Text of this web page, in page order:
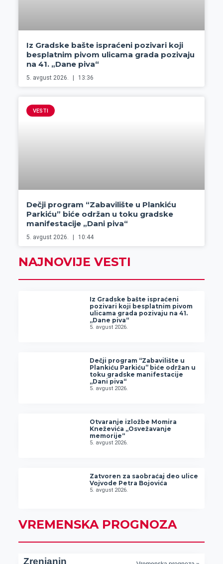
Iz Gradske bašte ispraćeni pozivari koji
besplatnim pivom ulicama grada pozivaju
na 41. „Dane piva“
5. avgust 2026. 13:36
VESTI
Dečji program “Zabavilište u Plankiću
Parkiću” biće održan u toku gradske
manifestacije „Dani piva“
5. avgust 2026. 10:44
NAJNOVIJE VESTI
Iz Gradske bašte ispraćeni
pozivari koji besplatnim pivom
ulicama grada pozivaju na 41.
„Dane piva“
5. avgust 2026.
Dečji program “Zabavilište u
Plankiću Parkiću” biće održan u
toku gradske manifestacije
„Dani piva“
5. avgust 2026.
Otvaranje izložbe Momira
Kneževića „Osvežavanje
memorije“
5. avgust 2026.
Zatvoren za saobraćaj deo ulice
Vojvode Petra Bojovića
5. avgust 2026.
VREMENSKA PROGNOZA